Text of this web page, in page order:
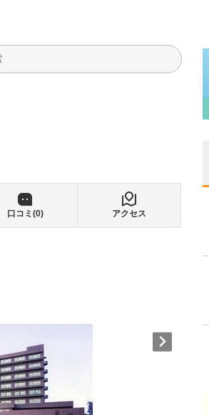
口コミ(0) アクセス